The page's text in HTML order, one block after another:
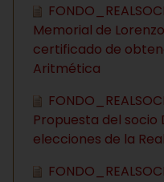
Memorial de
certificado de
Aritmética
Propuesta del socio
elecciones de la